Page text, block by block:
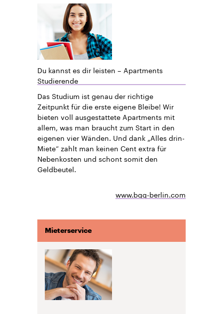
Du kannst es dir leisten – Apartments
Studierende
Das Studium ist genau der richtige
Zeitpunkt für die erste eigene Bleibe! Wir
bieten voll ausgestattete Apartments mit
allem, was man braucht zum Start in den
eigenen vier Wänden. Und dank „Alles drin-
Miete“ zahlt man keinen Cent extra für
Nebenkosten und schont somit den
Geldbeutel.
www.bgg-berlin.com
Mieterservice